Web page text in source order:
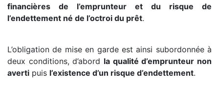
financières de l’emprunteur et du risque de
l’endettement né de l’octroi du prêt.
L’obligation de mise en garde est ainsi subordonnée à
deux conditions, d’abord la qualité d’emprunteur non
averti puis l’existence d’un risque d’endettement.